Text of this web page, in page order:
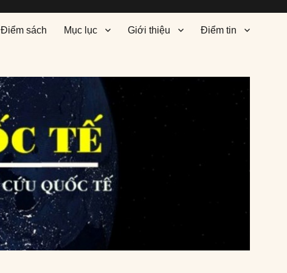
Điểm sách Mục lục Giới thiệu Điểm tin